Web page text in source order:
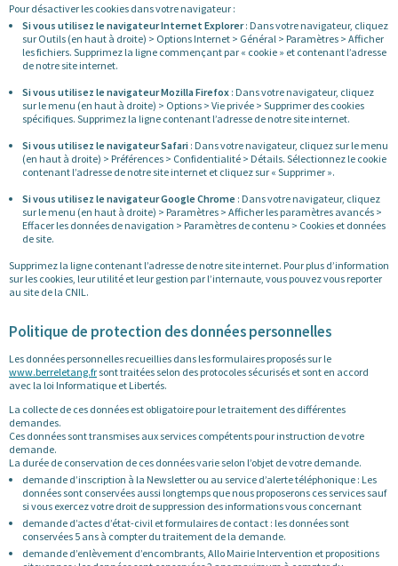
Pour désactiver les cookies dans votre navigateur :
Si vous utilisez le navigateur Internet Explorer: Dans votre navigateur, cliquez
sur Outils (en haut à droite) > Options Internet > Général > Paramètres > Afficher
les fichiers. Supprimez la ligne commençant par « cookie » et contenant l’adresse
de notre site internet.
Si vous utilisez le navigateur Mozilla Firefox : Dans votre navigateur, cliquez
sur le menu (en haut à droite) > Options > Vie privée > Supprimer des cookies
spécifiques. Supprimez la ligne contenant l’adresse de notre site internet.
Si vous utilisez le navigateur Safari : Dans votre navigateur, cliquez sur le menu
(en haut à droite) > Préférences > Confidentialité > Détails. Sélectionnez le cookie
contenant l’adresse de notre site internet et cliquez sur « Supprimer ».
Si vous utilisez le navigateur Google Chrome : Dans votre navigateur, cliquez
sur le menu (en haut à droite) > Paramètres > Afficher les paramètres avancés >
Effacer les données de navigation > Paramètres de contenu > Cookies et données
de site.
Supprimez la ligne contenant l’adresse de notre site internet. Pour plus d’information
sur les cookies, leur utilité et leur gestion par l’internaute, vous pouvez vous reporter
au site de la CNIL.
Politique de protection des données personnelles
Les données personnelles recueillies dans les formulaires proposés sur le
www.berreletang.fr sont traitées selon des protocoles sécurisés et sont en accord
avec la loi Informatique et Libertés.
La collecte de ces données est obligatoire pour le traitement des différentes
demandes.
Ces données sont transmises aux services compétents pour instruction de votre
demande.
La durée de conservation de ces données varie selon l’objet de votre demande.
demande d’inscription à la Newsletter ou au service d’alerte téléphonique : Les
données sont conservées aussi longtemps que nous proposerons ces services sauf
si vous exercez votre droit de suppression des informations vous concernant
demande d’actes d’état-civil et formulaires de contact : les données sont
conservées 5 ans à compter du traitement de la demande.
demande d’enlèvement d’encombrants, Allo Mairie Intervention et propositions